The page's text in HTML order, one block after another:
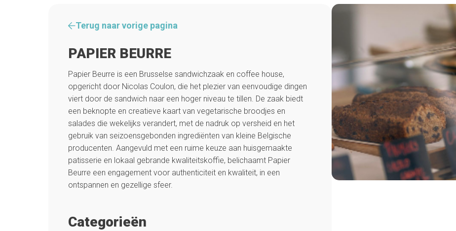
Terug naar vorige pagina
PAPIER BEURRE
Papier Beurre is een Brusselse sandwichzaak en coffee house,
opgericht door Nicolas Coulon, die het plezier van eenvoudige dingen
viert door de sandwich naar een hoger niveau te tillen. De zaak biedt
een beknopte en creatieve kaart van vegetarische broodjes en
salades die wekelijks verandert, met de nadruk op versheid en het
gebruik van seizoensgebonden ingrediënten van kleine Belgische
producenten. Aangevuld met een ruime keuze aan huisgemaakte
patisserie en lokaal gebrande kwaliteitskoffie, belichaamt Papier
Beurre een engagement voor authenticiteit en kwaliteit, in een
ontspannen en gezellige sfeer.
Categorieën